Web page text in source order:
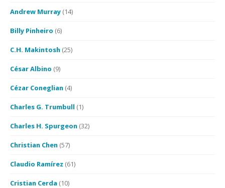
Andrew Murray (14)
Billy Pinheiro (6)
C.H. Makintosh (25)
César Albino (9)
Cézar Coneglian (4)
Charles G. Trumbull (1)
Charles H. Spurgeon (32)
Christian Chen (57)
Claudio Ramírez (61)
Cristian Cerda (10)